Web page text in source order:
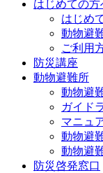
はじめての方
はじめ
動物避
ご利用
防災講座
動物避難所
動物避
ガイド
マニュ
動物避
動物避
防災啓発窓口